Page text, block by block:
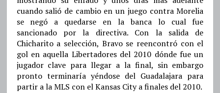
cuando salió de cambio en un juego contra Morelia
se negó a quedarse en la banca lo cual fue
sancionado por la directiva. Con la salida de
Chicharito a selección, Bravo se reencontró con el
gol en aquella Libertadores del 2010 dónde fue un
jugador clave para llegar a la final, sin embargo
pronto terminaría yéndose del Guadalajara para
partir a la MLS con el Kansas City a finales del 2010.